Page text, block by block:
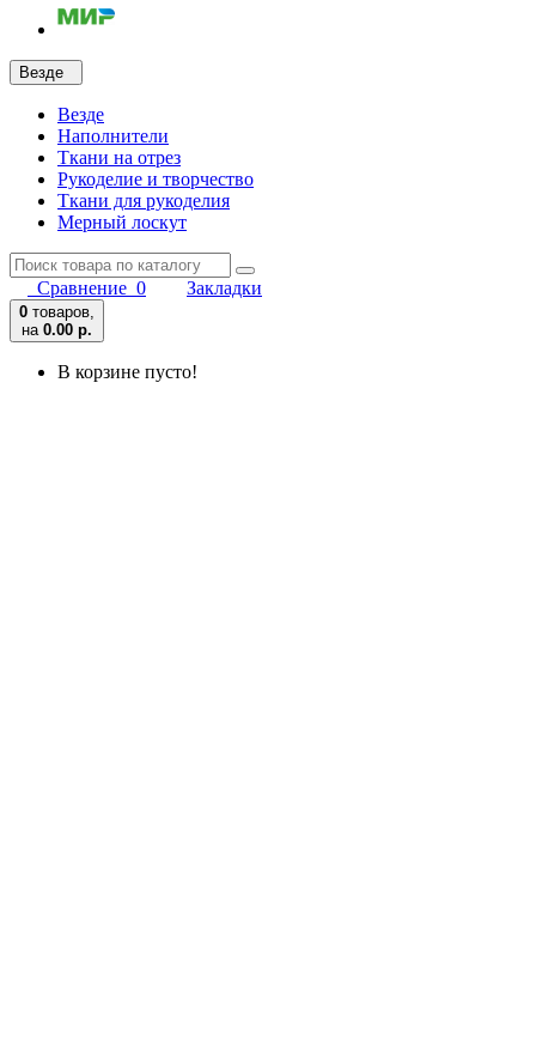
Везде
Везде
Наполнители
Ткани на отрез
Рукоделие и творчество
Ткани для рукоделия
Мерный лоскут
Сравнение 0 Закладки
0 товаров,
на 0.00 р.
В корзине пусто!